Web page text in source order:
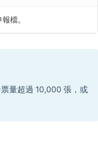
檔。
量超過 10,000 張，或